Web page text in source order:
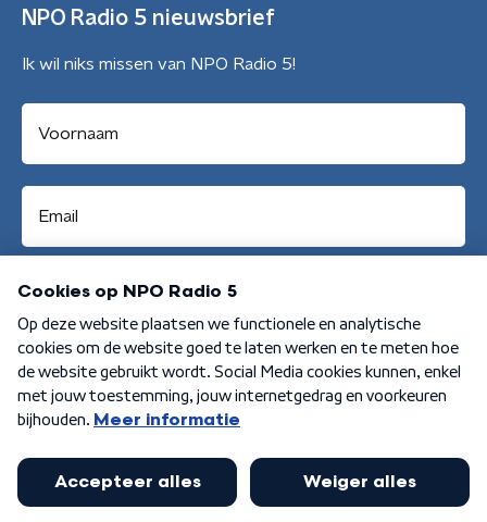
NPO Radio 5 nieuwsbrief
Ik wil niks missen van NPO Radio 5!
Aanmelden
Algemene voorwaarden